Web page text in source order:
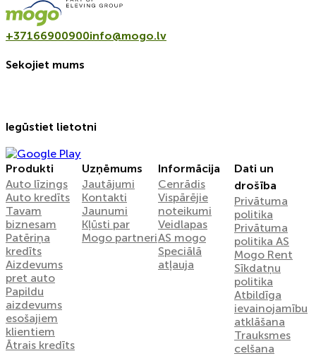
+37166900900info@mogo.lv
Sekojiet mums
Iegūstiet lietotni
Produkti
Auto līzings
Auto kredīts
Tavam
biznesam
Patēriņa
kredīts
Aizdevums
pret auto
Papildu
aizdevums
esošajiem
klientiem
Ātrais kredīts
Uzņēmums
Jautājumi
Kontakti
Jaunumi
Kļūsti par
Mogo partneri
Informācija
Cenrādis
Vispārējie
noteikumi
Veidlapas
AS mogo
Speciālā
atļauja
Dati un
drošība
Privātuma
politika
Privātuma
politika AS
Mogo Rent
Sīkdatņu
politika
Atbildīga
ievainojamību
atklāšana
Trauksmes
celšana